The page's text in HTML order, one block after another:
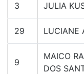
3 JULIA
29 LUCIANE
9
MAICO
DOS